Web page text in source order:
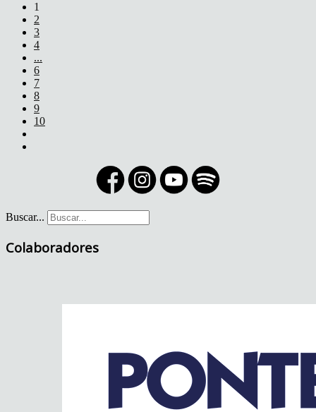
1
2
3
4
...
6
7
8
9
10
Buscar...
Colaboradores